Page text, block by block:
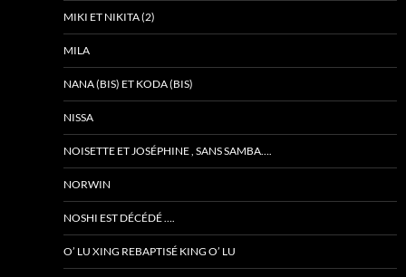
MIKI ET NIKITA (2)
MILA
NANA (BIS) ET KODA (BIS)
NISSA
NOISETTE ET JOSÉPHINE , SANS SAMBA….
NORWIN
NOSHI EST DÉCÉDÉ ….
O’ LU XING REBAPTISÉ KING O’ LU